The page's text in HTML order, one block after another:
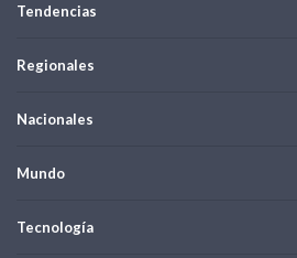
Tendencias
Regionales
Nacionales
Mundo
Tecnología